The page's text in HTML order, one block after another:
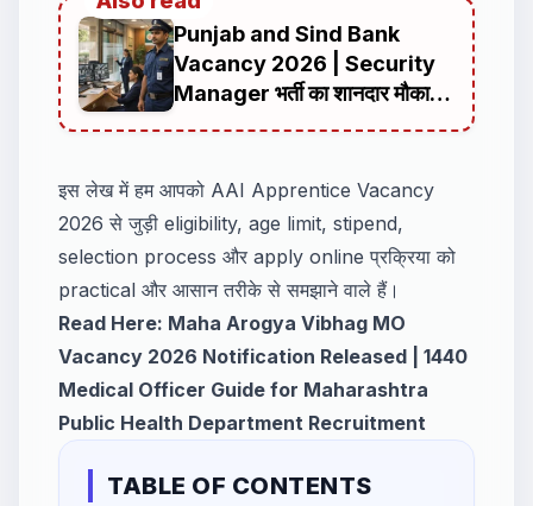
Punjab and Sind Bank
Vacancy 2026 | Security
Manager भर्ती का शानदार मौका,
ऑनलाइन आवेदन की पूरी जानकारी
इस लेख में हम आपको AAI Apprentice Vacancy
2026 से जुड़ी eligibility, age limit, stipend,
selection process और apply online प्रक्रिया को
practical और आसान तरीके से समझाने वाले हैं।
Read Here: Maha Arogya Vibhag MO
Vacancy 2026 Notification Released | 1440
Medical Officer Guide for Maharashtra
Public Health Department Recruitment
TABLE OF CONTENTS